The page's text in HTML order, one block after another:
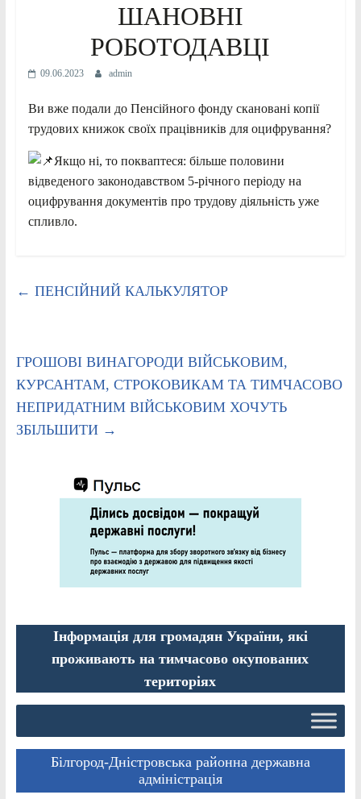
ШАНОВНІ
РОБОТОДАВЦІ
09.06.2023 admin
Ви вже подали до Пенсійного фонду скановані копії
трудових книжок своїх працівників для оцифрування?
Якщо ні, то покваптеся: більше половини
відведеного законодавством 5-річного періоду на
оцифрування документів про трудову діяльність уже
спливло.
← ПЕНСІЙНИЙ КАЛЬКУЛЯТОР
ГРОШОВІ ВИНАГОРОДИ ВІЙСЬКОВИМ,
КУРСАНТАМ, СТРОКОВИКАМ ТА ТИМЧАСОВО
НЕПРИДАТНИМ ВІЙСЬКОВИМ ХОЧУТЬ
ЗБІЛЬШИТИ →
Інформація для громадян України, які
проживають на тимчасово окупованих
територіях
Білгород-Дністровська районна державна
адміністрація